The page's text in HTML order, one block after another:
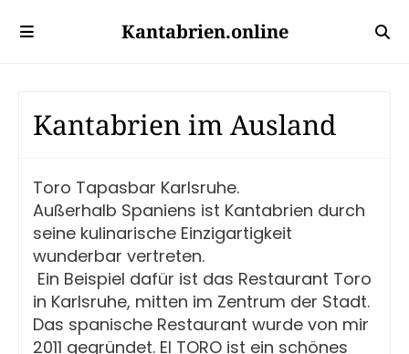
Kantabrien.online
Kantabrien im Ausland
Toro Tapasbar Karlsruhe.
Außerhalb Spaniens ist Kantabrien durch
seine kulinarische Einzigartigkeit
wunderbar vertreten.
Ein Beispiel dafür ist das Restaurant Toro
in Karlsruhe, mitten im Zentrum der Stadt.
Das spanische Restaurant wurde von mir
2011 gegründet. El TORO ist ein schönes